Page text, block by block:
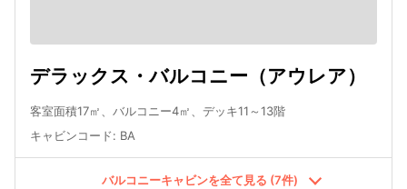
デラックス・バルコニー（アウレア）
客室面積17㎡、バルコニー4㎡、デッキ11～13階
キャビンコード: BA
バルコニーキャビンを全て見る (7件)